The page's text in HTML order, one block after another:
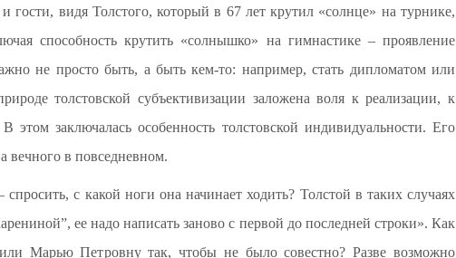
видя Толстого, который в 67 лет крутил «солнце» на турнике,
способность крутить «солнышко» на гимнастике – проявление
не просто быть, а быть кем-то: например, стать дипломатом или
толстовской субъективизации заложена воля к реализации, к
этом заключалась особенность толстовской индивидуальности. Его
вечного в повседневном.
с какой ноги она начинает ходить? Толстой в таких случаях
ее надо написать заново с первой до последней строки». Как
Марью Петровну так, чтобы не было совестно? Разве возможно